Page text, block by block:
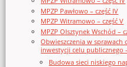
MPZP Pawłowo – część IV
MPZP Witramowo – część V
MPZP Olsztynek Wschód –
Obwieszczenia w
inwestycji celu publicznego
Budowa sieci niskiego